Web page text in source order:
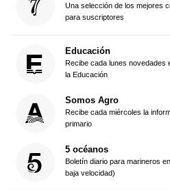
Una selección de los mejores
para suscriptores
Educación
Recibe cada lunes novedades
la Educación
Somos Agro
Recibe cada miércoles la
primario
5 océanos
Boletín diario para marineros
baja velocidad)